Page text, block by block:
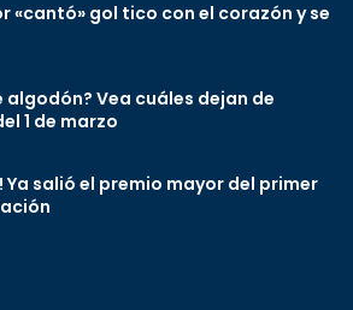
«cantó» gol tico con el corazón y se
algodón? Vea cuáles dejan de
1 de marzo
Ya salió el premio mayor del primer